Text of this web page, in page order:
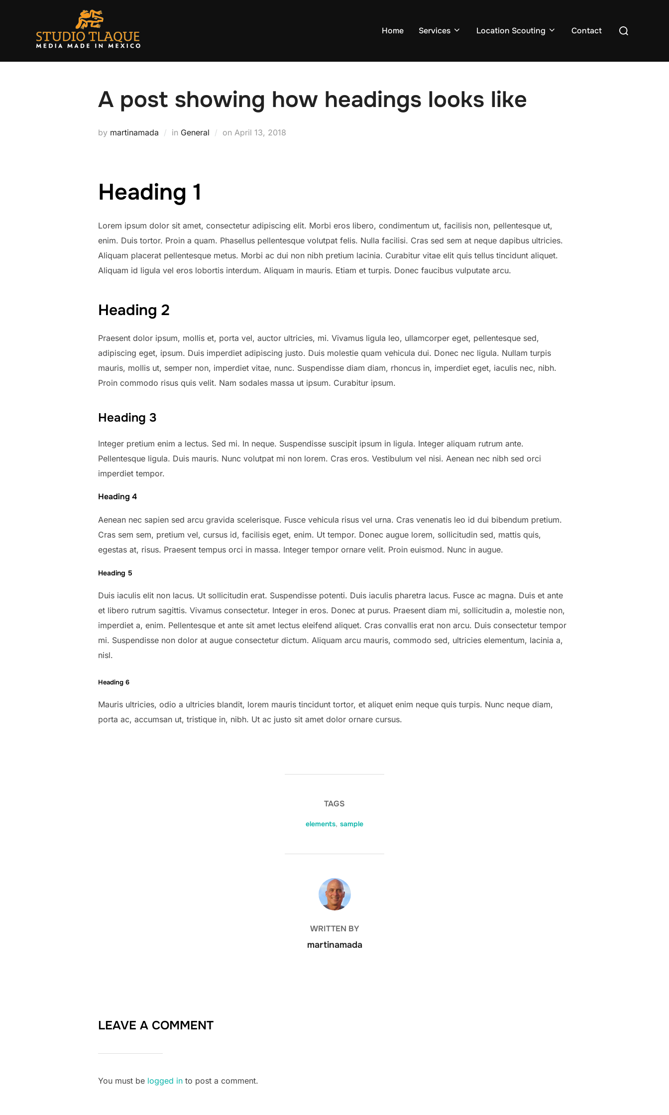
Home Services Location Scouting Contact
Search
A post showing how headings looks like
by martinamada in General on Posted
April 13, 2018
Heading 1
Lorem ipsum dolor sit amet, consectetur adipiscing elit. Morbi eros libero, condimentum ut, facilisis non, pellentesque ut,
enim. Duis tortor. Proin a quam. Phasellus pellentesque volutpat felis. Nulla facilisi. Cras sed sem at neque dapibus ultricies.
Aliquam placerat pellentesque metus. Morbi ac dui non nibh pretium lacinia. Curabitur vitae elit quis tellus tincidunt aliquet.
Aliquam id ligula vel eros lobortis interdum. Aliquam in mauris. Etiam et turpis. Donec faucibus vulputate arcu.
Heading 2
Praesent dolor ipsum, mollis et, porta vel, auctor ultricies, mi. Vivamus ligula leo, ullamcorper eget, pellentesque sed,
adipiscing eget, ipsum. Duis imperdiet adipiscing justo. Duis molestie quam vehicula dui. Donec nec ligula. Nullam turpis
mauris, mollis ut, semper non, imperdiet vitae, nunc. Suspendisse diam diam, rhoncus in, imperdiet eget, iaculis nec, nibh.
Proin commodo risus quis velit. Nam sodales massa ut ipsum. Curabitur ipsum.
Heading 3
Integer pretium enim a lectus. Sed mi. In neque. Suspendisse suscipit ipsum in ligula. Integer aliquam rutrum ante.
Pellentesque ligula. Duis mauris. Nunc volutpat mi non lorem. Cras eros. Vestibulum vel nisi. Aenean nec nibh sed orci
imperdiet tempor.
Heading 4
Aenean nec sapien sed arcu gravida scelerisque. Fusce vehicula risus vel urna. Cras venenatis leo id dui bibendum pretium.
Cras sem sem, pretium vel, cursus id, facilisis eget, enim. Ut tempor. Donec augue lorem, sollicitudin sed, mattis quis,
egestas at, risus. Praesent tempus orci in massa. Integer tempor ornare velit. Proin euismod. Nunc in augue.
Heading 5
Duis iaculis elit non lacus. Ut sollicitudin erat. Suspendisse potenti. Duis iaculis pharetra lacus. Fusce ac magna. Duis et ante
et libero rutrum sagittis. Vivamus consectetur. Integer in eros. Donec at purus. Praesent diam mi, sollicitudin a, molestie non,
imperdiet a, enim. Pellentesque et ante sit amet lectus eleifend aliquet. Cras convallis erat non arcu. Duis consectetur tempor
mi. Suspendisse non dolor at augue consectetur dictum. Aliquam arcu mauris, commodo sed, ultricies elementum, lacinia a,
nisl.
Heading 6
Mauris ultricies, odio a ultricies blandit, lorem mauris tincidunt tortor, et aliquet enim neque quis turpis. Nunc neque diam,
porta ac, accumsan ut, tristique in, nibh. Ut ac justo sit amet dolor ornare cursus.
TAGS
elements, sample
POST AUTHOR
WRITTEN BY
martinamada
LEAVE A COMMENT
You must be logged in to post a comment.